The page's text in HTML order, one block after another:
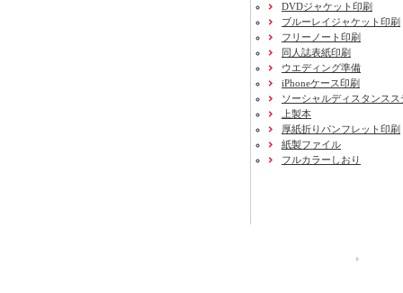
DVDジャケット印刷
ブルーレイジャケット印刷
フリーノート印刷
同人誌表紙印刷
ウエディング準備
iPhoneケース印刷
ソーシャルディスタンスス
上製本
厚紙折りパンフレット印刷
紙製ファイル
フルカラーしおり